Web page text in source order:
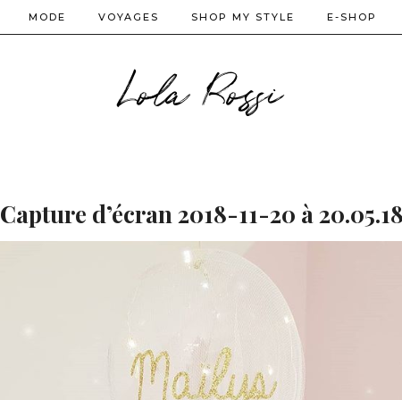
Lola Rossi
MODE VOYAGES SHOP MY STYLE E-SHOP
Capture d’écran 2018-11-20 à